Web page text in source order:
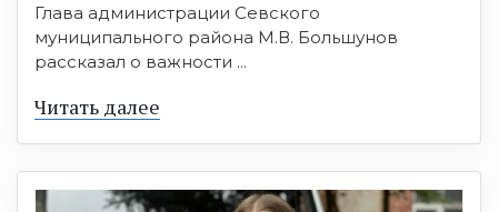
Глава администрации Севского
муниципального района М.В. Большунов
рассказал о важности ...
Читать далее